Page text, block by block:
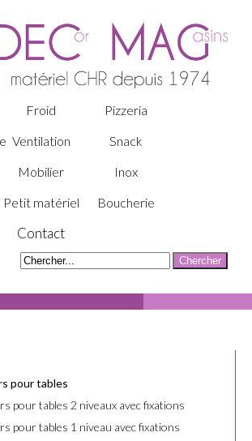
Froid
Pizzeria
Ventilation
Snack
Mobilier
Inox
Petit matériel Boucherie
Contact
pour tables
pour tables 2 niveaux avec fixations
pour tables 1 niveau avec fixations